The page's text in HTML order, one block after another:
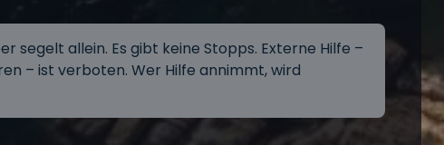
segelt allein. Es gibt keine Stopps. Externe Hilfe –
– ist verboten. Wer Hilfe annimmt, wird